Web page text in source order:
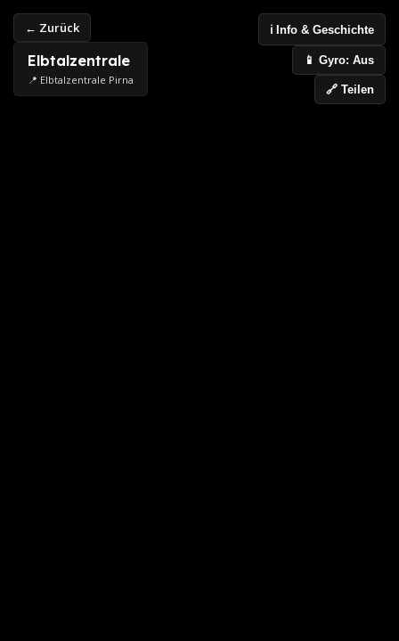
← Zurück
Elbtalzentrale
📍 Elbtalzentrale Pirna
ℹ️ Info & Geschichte
📱 Gyro: Aus
🔗 Teilen